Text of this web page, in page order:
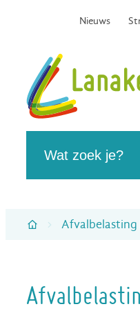
Naar inhoudNieuws
Gemeente Lanaken
Startpagina